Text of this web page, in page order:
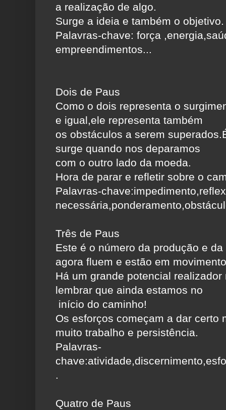
a realização de algo.
Surge a ideia e também o objetivo.
Palavras-chave: força
empreendimentos...
Dois de Paus
Como o dois representa o
e igual,ele representa também
os obstáculos a serem
surge quando nos deparamos
com o outro lado da moeda.
Hora de parar e refletir sobre o
Palavras-
Três de Paus
Este é o número da produção e
agora fluem e estão em
Há um grande potencial
lembrar que ainda estamos no
início do caminho!
Os esforços começam a dar certo
muito trabalho e persistência.
Palavras-
.
Quatro de Paus